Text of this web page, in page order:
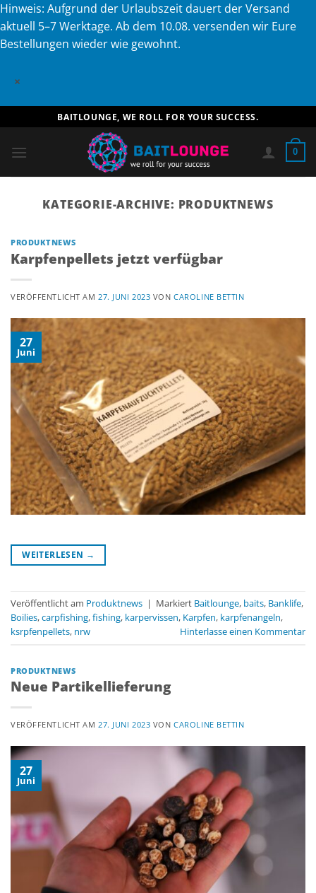
Hinweis: Aufgrund der Urlaubszeit dauert der Versand
aktuell 5–7 Werktage. Ab dem 10.08. versenden wir Eure
Bestellungen wieder wie gewohnt.
×
Inhalt
springen
BAITLOUNGE, WE ROLL FOR YOUR SUCCESS.
0
KATEGORIE-ARCHIVE: PRODUKTNEWS
PRODUKTNEWS
Karpfenpellets jetzt verfügbar
VERÖFFENTLICHT AM 27. JUNI 2023 VONCAROLINE BETTIN
27
Juni
WEITERLESEN →
Veröffentlicht am Produktnews | Markiert Baitlounge, baits, Banklife,
Boilies,carpfishing,fishing, karpervissen, Karpfen, karpfenangeln,
ksrpfenpellets, nrw Hinterlasse einen Kommentar
PRODUKTNEWS
Neue Partikellieferung
VERÖFFENTLICHT AM27. JUNI 2023 VONCAROLINE BETTIN
27
Juni